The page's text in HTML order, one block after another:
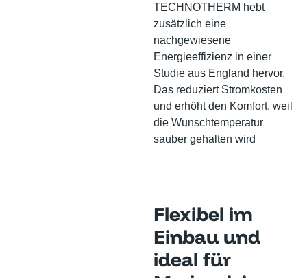
TECHNOTHERM hebt
zusätzlich eine
nachgewiesene
Energieeffizienz in einer
Studie aus England hervor.
Das reduziert Stromkosten
und erhöht den Komfort, weil
die Wunschtemperatur
sauber gehalten wird
Flexibel im
Einbau und
ideal für